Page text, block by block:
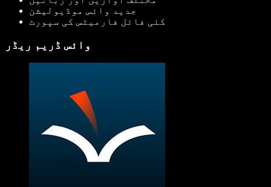
جدید وائس موڈیولیشن
کئی فائل فارمیٹس کی سپورٹ
وائس ڈریم ریڈر